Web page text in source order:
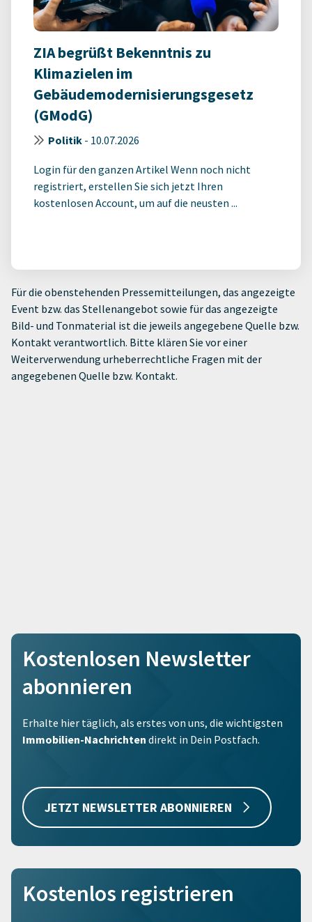
ZIA begrüßt Bekenntnis zu
Klimazielen im
Gebäudemodernisierungsgesetz
(GModG)
Politik - 10.07.2026
Login für den ganzen Artikel Wenn noch nicht
registriert, erstellen Sie sich jetzt Ihren
kostenlosen Account, um auf die neusten ...
Für die obenstehenden Pressemitteilungen, das angezeigte
Event bzw. das Stellenangebot sowie für das angezeigte
Bild- und Tonmaterial ist die jeweils angegebene Quelle bzw.
Kontakt verantwortlich. Bitte klären Sie vor einer
Weiterverwendung urheberrechtliche Fragen mit der
angegebenen Quelle bzw. Kontakt.
Kostenlosen Newsletter
abonnieren
Erhalte hier täglich, als erstes von uns, die wichtigsten
Immobilien-Nachrichten direkt in Dein Postfach.
JETZT NEWSLETTER ABONNIEREN
Kostenlos registrieren